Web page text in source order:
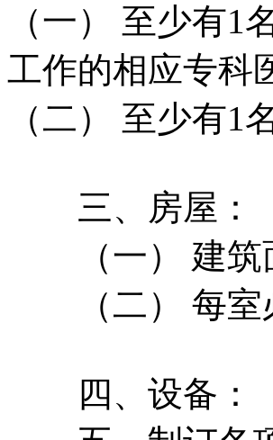
（一） 至少有1
工作的相应专科
（二） 至少有1
三、房屋：
（一） 建筑
（二） 每室
四、设备：